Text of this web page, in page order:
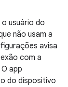
usuário do
não usam a
avisa
com a
app
do dispositivo